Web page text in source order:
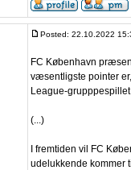
Posted: 22.10.2022
FC København
væsentligste pointer
League-
(...)
I fremtiden vil FC
udelukkende kommer